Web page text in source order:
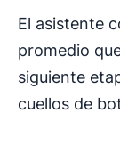
El asistente
promedio
siguiente
cuellos de